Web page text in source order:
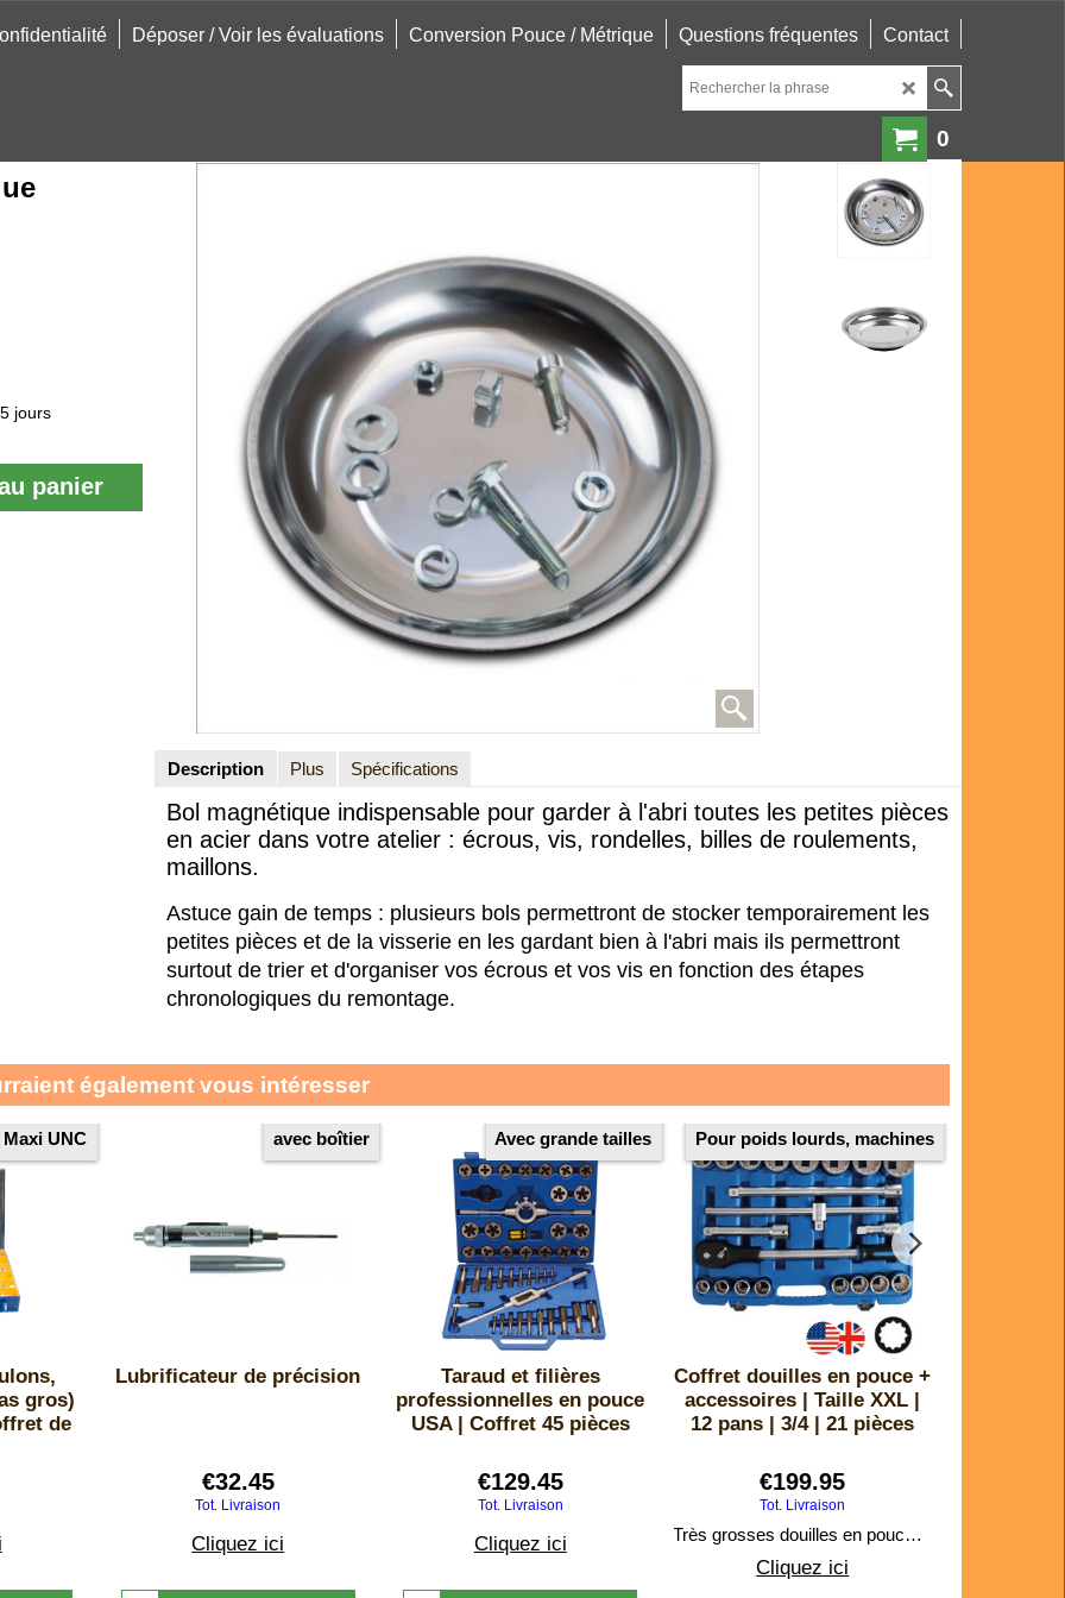
Déposer / Voir les évaluations Conversion Pouce / Métrique Questions fréquentes Contact
0
jours
panier
Description Plus Spécifications
Bol magnétique indispensable pour garder à l'abri toutes les petites pièces
en acier dans votre atelier : écrous, vis, rondelles, billes de roulements,
maillons.
Astuce gain de temps : plusieurs bols permettront de stocker temporairement les
petites pièces et de la visserie en les gardant bien à l'abri mais ils permettront
surtout de trier et d'organiser vos écrous et vos vis en fonction des étapes
chronologiques du remontage.
également vous intéresser
Maxi UNC
gros)
de
avec boîtier
Lubrificateur de précision
€32.45
Tot. Livraison
Cliquez ici
Avec grande tailles
Taraud et filières
professionnelles en pouce
USA | Coffret 45 pièces
€129.45
Tot. Livraison
Cliquez ici
Pour poids lourds, machines
Coffret douilles en pouce +
accessoires | Taille XXL |
12 pans | 3/4 | 21 pièces
€199.95
Tot. Livraison
Très grosses douilles en pouce, 12 pans, carré 3/4, avec clé cliquet et rallonges.
Cliquez ici